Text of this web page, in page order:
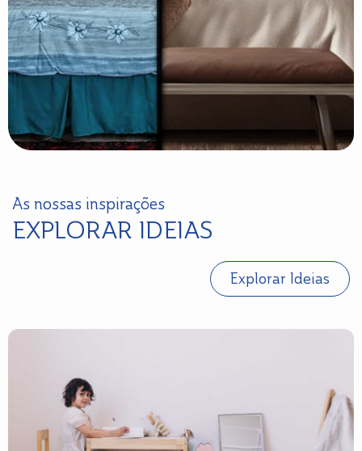
As nossas inspirações
EXPLORAR IDEIAS
Explorar Ideias